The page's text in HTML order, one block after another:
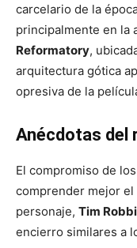
carcelario de la
principalmente en la
Reformatory,
arquitectura gótica
opresiva de la
Anécdotas del
El compromiso de
comprender mejor
personaje, Tim
encierro similares a